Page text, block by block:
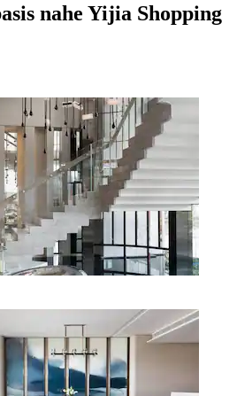
nahe Yijia Shopping